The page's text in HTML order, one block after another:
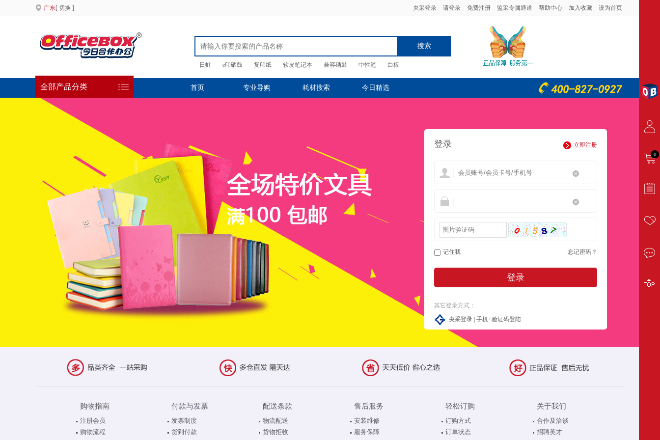
央采登录 请登录 免费注册 监采专属通道 帮助中心 加入收藏 设为首页
广东[ 切换 ]
搜索
日虹 e印硒鼓 复印纸 软皮笔记本 兼容硒鼓 中性笔 白板
全部产品分类 首页 专业导购 耗材搜索 今日精选
立即注册
登录
忘记密码？
记住我
登录
其它登录方式：
央采登录 |手机+验证码登陆
购物指南
注册会员
购物流程
付款与发票
发票制度
货到付款
配送条款
物流配送
货物拒收
售后服务
安装维修
服务保障
轻松订购
订购方式
订单状态
关于我们
合作及洽谈
招聘英才
0